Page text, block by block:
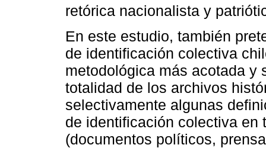
retórica nacionalista y
En este estudio, también
de identificación colectiva
metodológica más acotada y
totalidad de los archivos
selectivamente algunas
de identificación colectiva en
(documentos políticos,